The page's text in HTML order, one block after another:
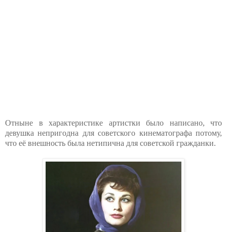
Отныне в характеристике артистки было написано, что
девушка непригодна для советского кинематографа потому,
что её внешность была нетипична для советской гражданки.